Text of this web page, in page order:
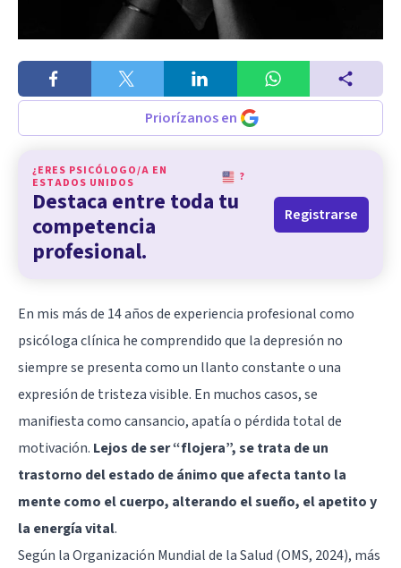
Priorízanos en
¿ERES PSICÓLOGO/A EN
ESTADOS UNIDOS
?
Destaca entre toda tu
competencia
profesional.
Registrarse
En mis más de 14 años de experiencia profesional como
psicóloga clínica he comprendido que la depresión no
siempre se presenta como un llanto constante o una
expresión de tristeza visible. En muchos casos, se
manifiesta como cansancio, apatía o pérdida total de
motivación. Lejos de ser “flojera”, se trata de un
trastorno del estado de ánimo que afecta tanto la
mente como el cuerpo, alterando el sueño, el apetito y
la energía vital.
Según la Organización Mundial de la Salud (OMS, 2024), más